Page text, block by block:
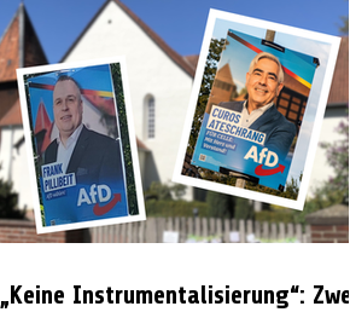
„Keine Instrumentalisierung“: Zwei